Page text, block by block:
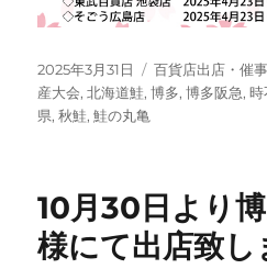
投
稿
日:
2025年3月31日
カ
テ
百貨店出店・催
産大会,北海道鮭,博多,博多阪急,時
県,秋鮭,鮭の丸亀
10月30日より
様にて出店致し